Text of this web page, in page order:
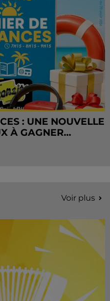
: UNE NOUVELLE
À GAGNER...
Voir plus